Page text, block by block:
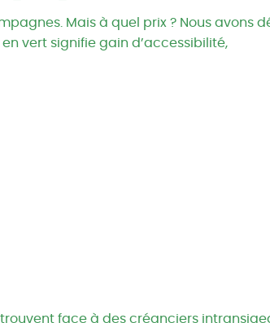
Mais à quel prix ? Nous avons
vert signifie gain d’accessibilité,
face à des créanciers